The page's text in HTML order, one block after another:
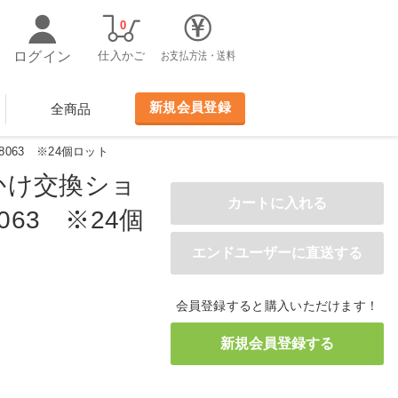
ログイン
仕入かご
0
お支払方法・送料
全商品 新規会員登録
※24個ロット
会員登録すると購入いただけます！
け交換ショ
※24個